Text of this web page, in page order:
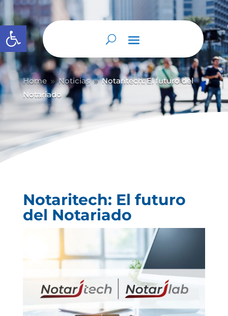
Abrir barra de herramientas
Home 9 Noticias 9 Notaritech: El futuro del
Notariado
Notaritech: El futuro
del Notariado